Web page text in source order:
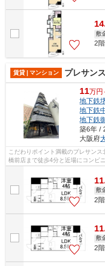
敷
2
賃貸 | マンション プレサン
11万円
地下鉄
地下鉄
地下鉄
築6年 /
大阪府
こだわりポイント満載のプレサン
橋前店まで徒歩4分と近場にコンビ
敷
2
敷
2